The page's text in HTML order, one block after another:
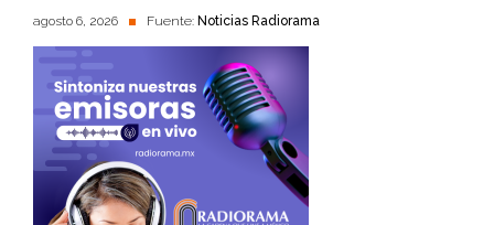
agosto 6, 2026 Fuente: Noticias Radiorama